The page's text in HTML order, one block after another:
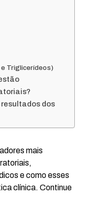
e Triglicerídeos)
dos
mais
e como esses
clínica. Continue